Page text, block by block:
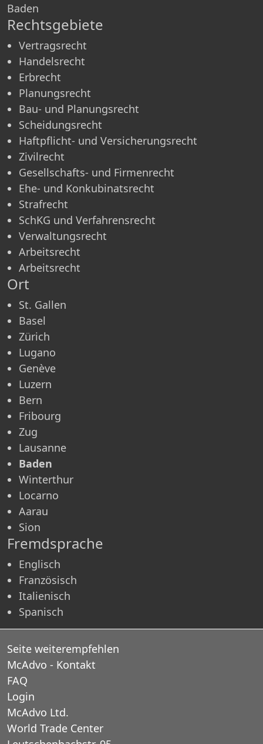
Baden
Rechtsgebiete
Vertragsrecht
Handelsrecht
Erbrecht
Planungsrecht
Bau- und Planungsrecht
Scheidungsrecht
Haftpflicht- und Versicherungsrecht
Zivilrecht
Gesellschafts- und Firmenrecht
Ehe- und Konkubinatsrecht
Strafrecht
SchKG und Verfahrensrecht
Verwaltungsrecht
Arbeitsrecht
Arbeitsrecht
Ort
St. Gallen
Basel
Zürich
Lugano
Genève
Luzern
Bern
Fribourg
Zug
Lausanne
Baden
Winterthur
Locarno
Aarau
Sion
Fremdsprache
Englisch
Französisch
Italienisch
Spanisch
Seite weiterempfehlen
McAdvo - Kontakt
FAQ
Login
McAdvo Ltd.
World Trade Center